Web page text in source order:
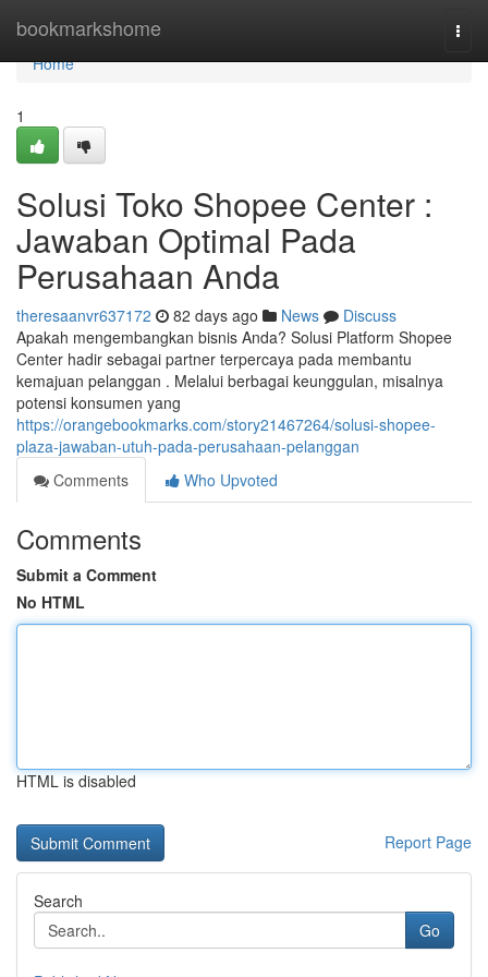
bookmarkshome
Home
Home
1
Solusi Toko Shopee Center :
Jawaban Optimal Pada
Perusahaan Anda
theresaanvr637172 82 days ago News
Discuss
Apakah mengembangkan bisnis Anda? Solusi Platform Shopee
Center hadir sebagai partner terpercaya pada membantu
kemajuan pelanggan . Melalui berbagai keunggulan, misalnya
potensi konsumen yang
https://orangebookmarks.com/story21467264/solusi-shopee-
plaza-jawaban-utuh-pada-perusahaan-pelanggan
Comments
Who Upvoted
Comments
Submit a Comment
No HTML
HTML is disabled
Report Page
Search
Go